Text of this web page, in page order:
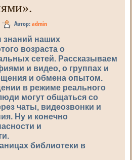
Автор: admin
знаний наших
возраста о
сетей. Рассказываем
и видео, о группах и
и обмена опытом.
в режиме реального
могут общаться со
чаты, видеозвонки и
Ну и конечно
и
библиотеки в